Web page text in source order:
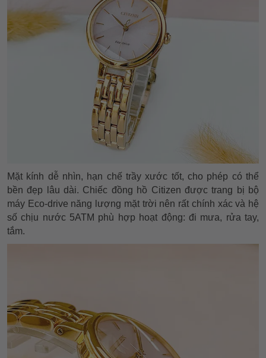
Mặt kính dễ nhìn, hạn chế trầy xước tốt, cho phép có thể
bền đẹp lâu dài. Chiếc đồng hồ Citizen được trang bị bộ
máy Eco-drive năng lượng mặt trời nên rất chính xác và hệ
số chịu nước 5ATM phù hợp hoạt động: đi mưa, rửa tay,
tắm.